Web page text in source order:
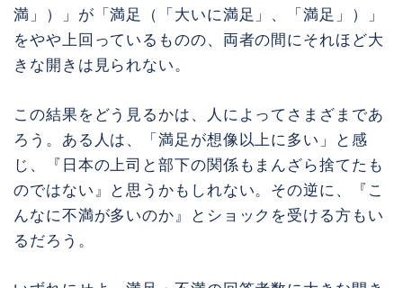
満」）」が「満足（「大いに満足」、「満足」）」
をやや上回っているものの、両者の間にそれほど大
きな開きは見られない。
この結果をどう見るかは、人によってさまざまであ
ろう。ある人は、「満足が想像以上に多い」と感
じ、『日本の上司と部下の関係もまんざら捨てたも
のではない』と思うかもしれない。その逆に、『こ
んなに不満が多いのか』とショックを受ける方もい
るだろう。